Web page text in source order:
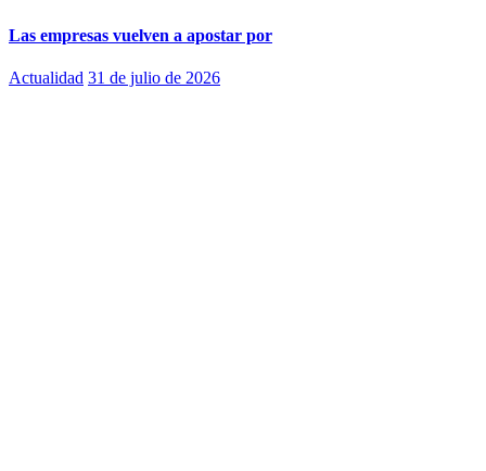
Las empresas vuelven a apostar por
Actualidad 31 de julio de 2026